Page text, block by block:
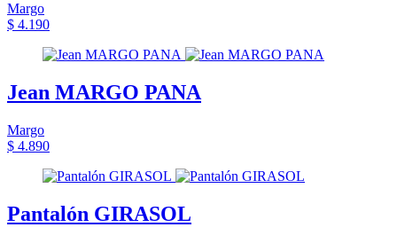
Margo
$ 4.190
Jean MARGO PANA
Margo
$ 4.890
Pantalón GIRASOL